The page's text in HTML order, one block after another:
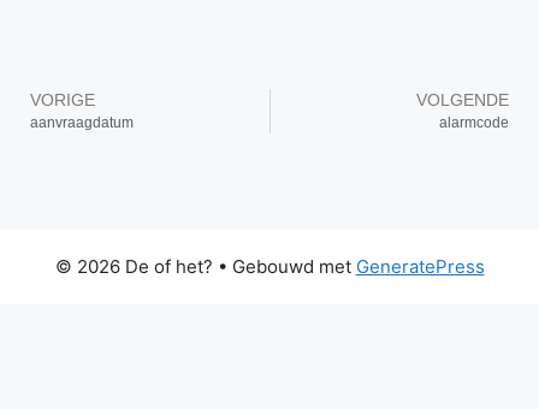
VORIGE
aanvraagdatum
VOLGENDE
alarmcode
© 2026 De of het? • Gebouwd met GeneratePress